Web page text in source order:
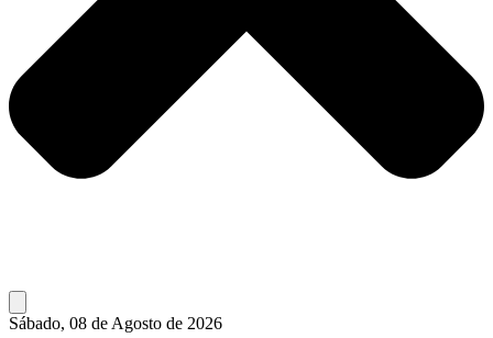
Sábado, 08 de Agosto de 2026